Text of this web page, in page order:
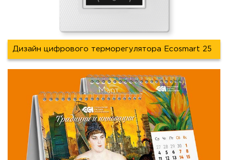
Дизайн цифрового терморегулятора Ecosmart 25